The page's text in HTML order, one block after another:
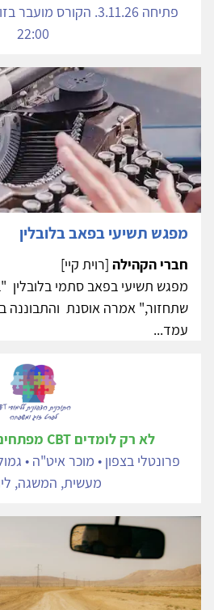
22:00
מפגש תשיעי בפאב בלובלין
חברי הקהילה [רוית קיי]
מפגש תשיעי בפאב סתמי
שתחזור," אמרה אוסנת והתבוננה
עמד...
לא רק לומדים CBT מפתחים חשיבה קלינית
פרונטלי בצפון • מוכר איט"ה •
מעשית, המשגה,